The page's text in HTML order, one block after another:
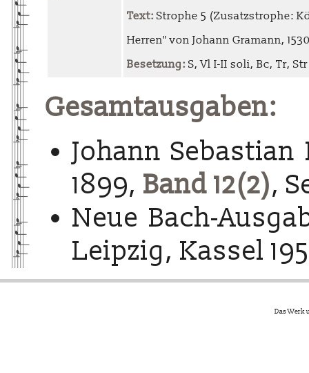
Text: Strophe 5 (Zusatzstrophe:
Herren" von Johann Gramann,
Besetzung: S, Vl I-II soli, Bc, Tr, Str
Gesamtausgaben:
Johann Sebastian
1899, Band 12(2),
Neue Bach-
Leipzig, Kassel
Das Werk